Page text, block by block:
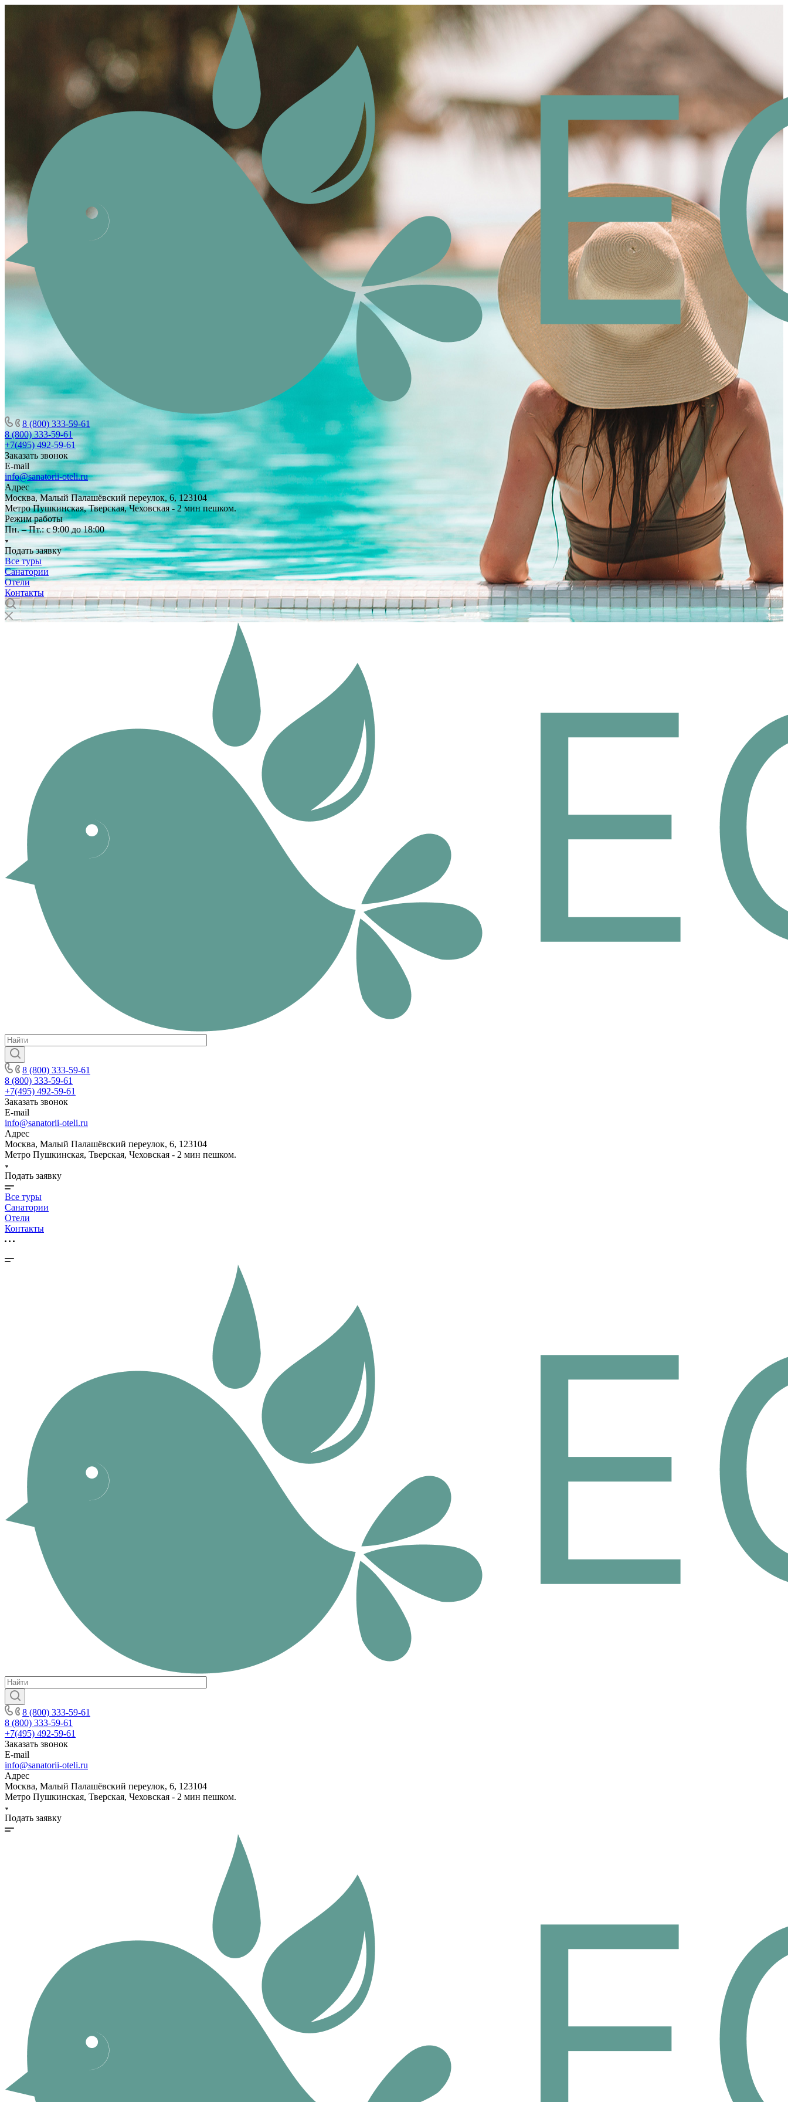
8 (800) 333-59-61
8 (800) 333-59-61
+7(495) 492-59-61
Заказать звонок
E-mail
info@sanatorii-oteli.ru
Адрес
Москва, Малый Палашёвский переулок, 6, 123104
Метро Пушкинская, Тверская, Чеховская - 2 мин пешком.
Режим работы
Пн. – Пт.: с 9:00 до 18:00
Подать заявку
Все туры
Санатории
Отели
Контакты
8 (800) 333-59-61
8 (800) 333-59-61
+7(495) 492-59-61
Заказать звонок
E-mail
info@sanatorii-oteli.ru
Адрес
Москва, Малый Палашёвский переулок, 6, 123104
Метро Пушкинская, Тверская, Чеховская - 2 мин пешком.
Подать заявку
Все туры
Санатории
Отели
Контакты
8 (800) 333-59-61
8 (800) 333-59-61
+7(495) 492-59-61
Заказать звонок
E-mail
info@sanatorii-oteli.ru
Адрес
Москва, Малый Палашёвский переулок, 6, 123104
Метро Пушкинская, Тверская, Чеховская - 2 мин пешком.
Подать заявку